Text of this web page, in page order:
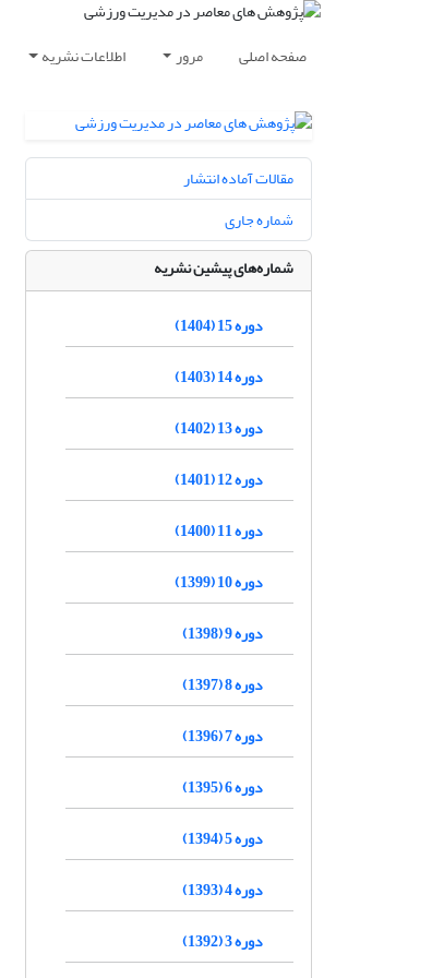
صفحه اصلی مرور اطلاعات نشریه
مقالات آماده انتشار
شماره جاری
شماره‌های پیشین نشریه
دوره 15 (1404)
دوره 14 (1403)
دوره 13 (1402)
دوره 12 (1401)
دوره 11 (1400)
دوره 10 (1399)
دوره 9 (1398)
دوره 8 (1397)
دوره 7 (1396)
دوره 6 (1395)
دوره 5 (1394)
دوره 4 (1393)
دوره 3 (1392)